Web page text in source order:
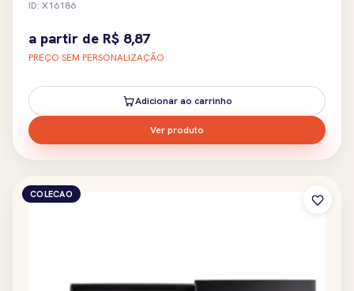
ID: X16186
a partir de R$ 8,87
PREÇO SEM PERSONALIZAÇÃO
Adicionar ao carrinho
Ver produto
COLECAO